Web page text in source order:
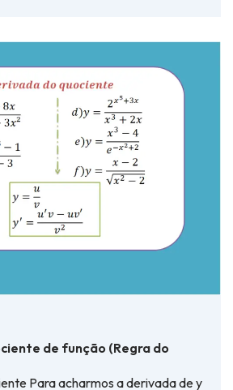
de função (Regra do
Para acharmos a derivada de y